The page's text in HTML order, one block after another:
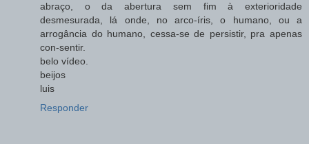
abraço, o da abertura sem fim à exterioridade
desmesurada, lá onde, no arco-íris, o humano, ou a
arrogância do humano, cessa-se de persistir, pra apenas
con-sentir.
belo vídeo.
beijos
luis
Responder